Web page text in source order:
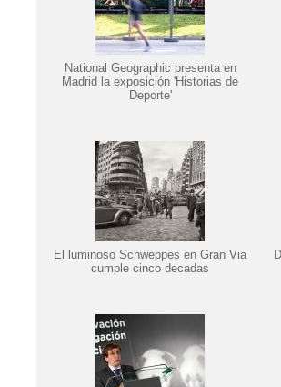
National Geographic presenta en
Madrid la exposición 'Historias de
Deporte'
El luminoso Schweppes en Gran Via
cumple cinco decadas